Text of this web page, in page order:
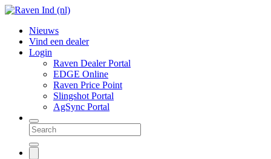
Nieuws
Vind een dealer
Login
Raven Dealer Portal
EDGE Online
Raven Price Point
Slingshot Portal
AgSync Portal